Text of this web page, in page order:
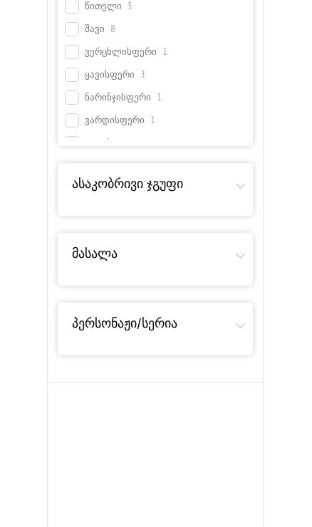
ᲬᲘᲗᲔᲚᲘ 5
ᲨᲐᲕᲘ 8
ᲕᲔᲠᲪᲮᲚᲘᲡᲤᲔᲠᲘ 1
ᲧᲐᲕᲘᲡᲤᲔᲠᲘ 3
ᲜᲐᲠᲘᲜᲯᲘᲡᲤᲔᲠᲘ 1
ᲕᲐᲠᲓᲘᲡᲤᲔᲠᲘ 1
ᲘᲐᲡᲐᲛᲜᲘᲡᲤᲔᲠᲘ 2
ასაკობრივი ჯგუფი
მასალა
პერსონაჟი/სერია